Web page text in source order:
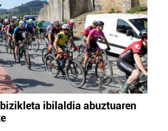
ibilaldia abuztuaren